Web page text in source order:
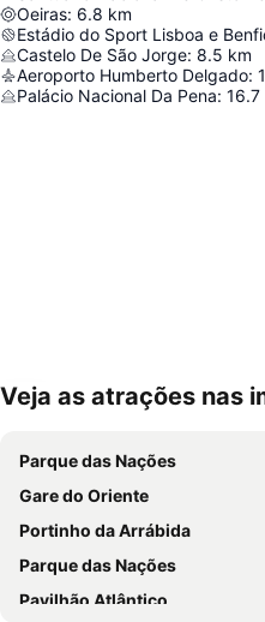
Oeiras: 6.8 km
Estádio do Sport Lisboa e
Castelo De São Jorge: 8.5 km
Aeroporto Humberto Delgado:
Palácio Nacional Da Pena: 16.7
Ampliar mapa
Veja as atrações nas
Parque das Nações
Gare do Oriente
Portinho da Arrábida
Parque das Nações
Pavilhão Atlântico